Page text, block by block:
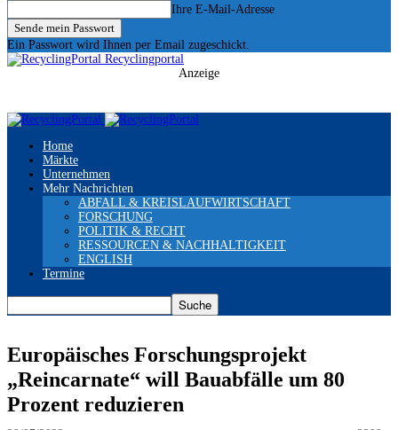
Ihre E-Mail-Adresse
Ein Passwort wird Ihnen per Email zugeschickt.
Recyclingportal
Anzeige
Home
Märkte
Unternehmen
Mehr Nachrichten
ABFALL & KREISLAUFWIRTSCHAFT
FORSCHUNG
POLITIK & RECHT
RESSOURCEN & NACHHALTIGKEIT
ENGLISH
Termine
Europäisches Forschungsprojekt
„Reincarnate“ will Bauabfälle um 80
Prozent reduzieren